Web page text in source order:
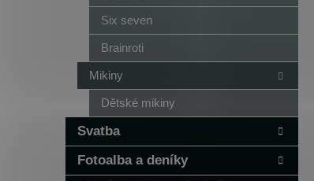
Six seven
Brainroti
Mikiny
Dětské mikiny
Svatba
Fotoalba a deníky